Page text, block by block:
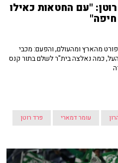
"עם החטאות כאילו
מהארץ ומהעולם, והפעם: מכבי
כמה נאלצה בית"ר לשלם בתור קנס
עומר דמארי פרד רוטן